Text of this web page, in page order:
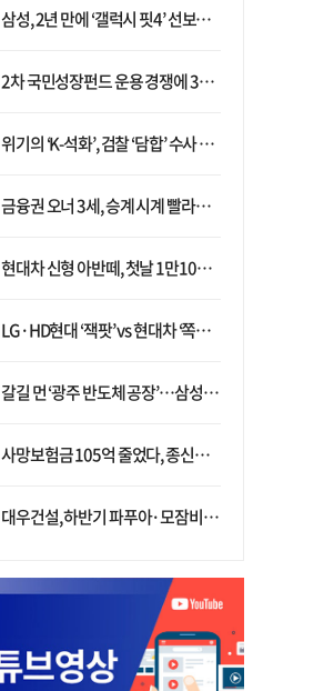
삼성, 2년 만에 ‘갤럭시 핏4’ 선보이나…웨어러블 생태계 확장 ‘시동’
2차 국민성장펀드 운용 경쟁에 33개사 몰렸다…신한·하나 등 새 얼굴 대거 합류
위기의 ‘K-석화’, 검찰 ‘담합’ 수사 착수…“LG·한화·롯데 등 7개 업체, 8개 제품 가격 담합”
금융권 오너 3세, 승계 시계 빨라지나…한국투자 ‘속도’·미래에셋·메리츠는 ‘거리두기’
현대차 신형 아반떼, 첫날 1만1094대 계약…역대 최고치 경신
LG·HD현대 ‘잭팟’ vs 현대차 ‘쪽박’…글로벌 사모펀드, 韓 대기업 투자 ‘희비’
갈길 먼 ‘광주 반도체 공장’…삼성·SK, ‘주 52시간제’ 규제 해소 ‘공방’
사망보험금 105억 줄었다, 종신보험·유동화 동시에 ‘주춤’…신한라이프는 401억 급증
대우건설, 하반기 파푸아·모잠비크 LNG 플랜트 수주 가시권…수주목표 27조로 샹향